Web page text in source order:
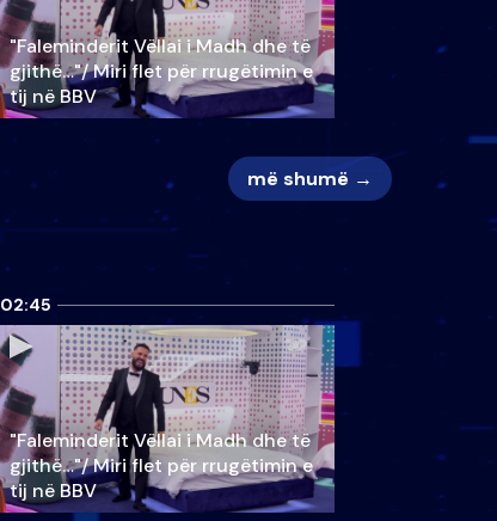
"Faleminderit Vëllai i Madh dhe të
gjithë…"/ Miri flet për rrugëtimin e
tij në BBV
më shumë →
02:45
"Faleminderit Vëllai i Madh dhe të
gjithë…"/ Miri flet për rrugëtimin e
tij në BBV